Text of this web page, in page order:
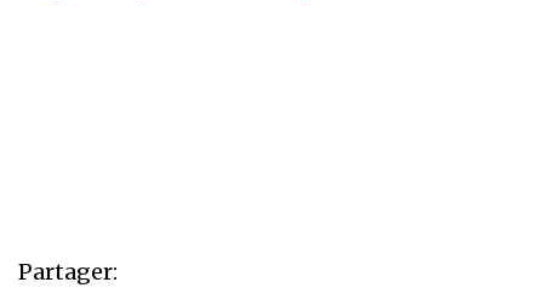
Partager: